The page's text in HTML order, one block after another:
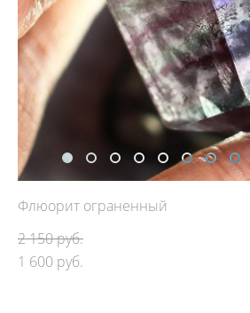
Флюорит ограненный
2 150 pуб.
1 600 pуб.